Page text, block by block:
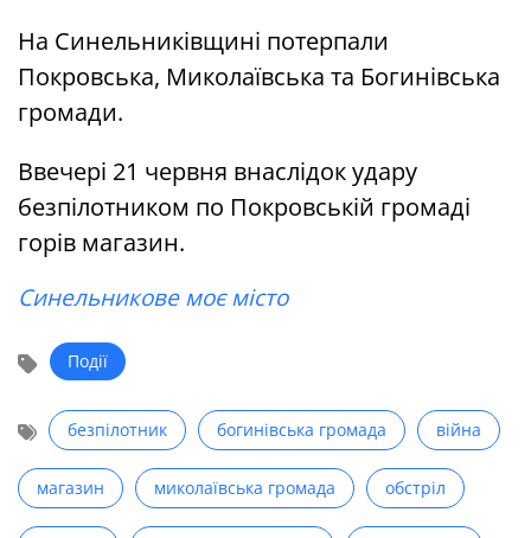
На Синельниківщині потерпали
Покровська, Миколаївська та Богинівська
громади.
Ввечері 21 червня внаслідок удару
безпілотником по Покровській громаді
горів магазин.
Синельникове моє місто
Події
безпілотник богинівська громада війна
магазин миколаївська громада обстріл